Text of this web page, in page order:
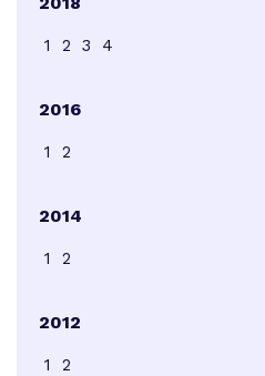
1 2 3 4
2016
1 2
2014
1 2
2012
1 2